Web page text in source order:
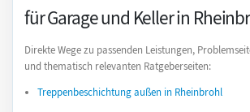
für Garage und Keller in
Direkte Wege zu passenden Leistungen,
und thematisch relevanten Ratgeberseiten:
Treppenbeschichtung außen in Rheinbrohl